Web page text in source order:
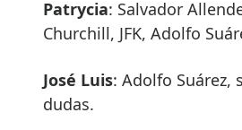
Patrycia: Salvador
Churchill, JFK, Adolfo
José Luis: Adolfo Suárez,
dudas.